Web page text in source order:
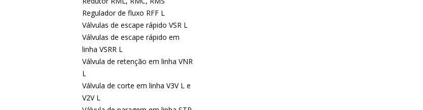
Regulador de fluxo RFF L
Válvulas de escape rápido VSR L
Válvulas de escape rápido em
linha VSRR L
Válvula de retenção em linha VNR
L
Válvula de corte em linha V3V L e
V2V L